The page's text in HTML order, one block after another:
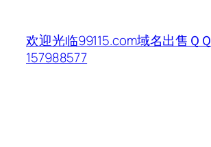
欢迎光临99115.com域名出售ＱＱ
157988577